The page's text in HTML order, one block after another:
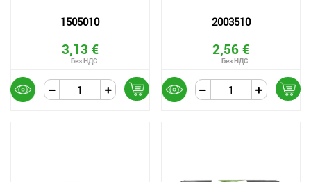
1505010
3,13 €
2003510
2,56 €